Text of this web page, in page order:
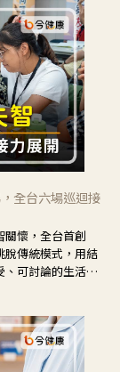
全台六場巡迴接
關懷，全台首創
脫傳統模式，用結
可討論的生活情